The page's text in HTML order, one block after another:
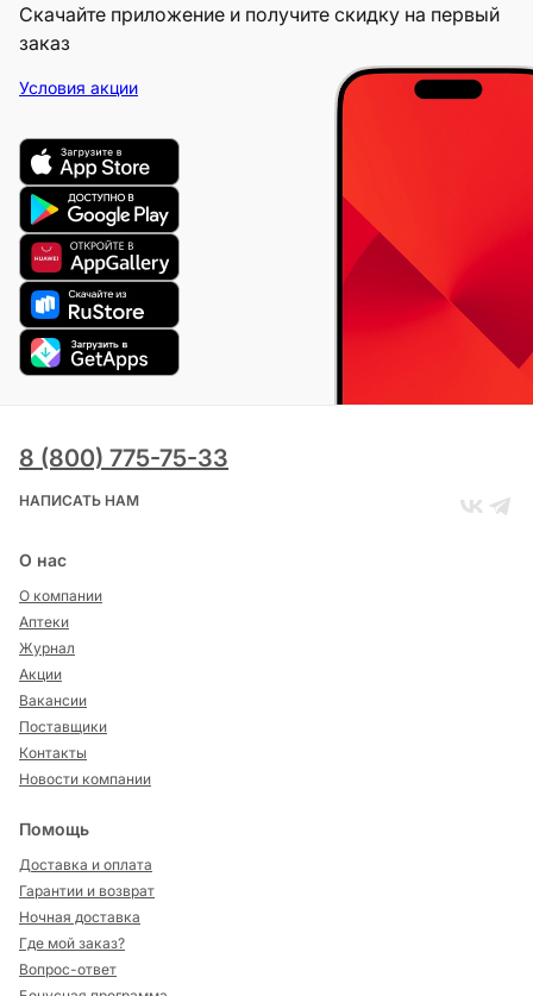
Скачайте приложение и получите скидку на первый
заказ
Условия акции
8 (800) 775-75-33
НАПИСАТЬ НАМ
О нас
О компании
Аптеки
Журнал
Акции
Вакансии
Поставщики
Контакты
Новости компании
Помощь
Доставка и оплата
Гарантии и возврат
Ночная доставка
Где мой заказ?
Вопрос-ответ